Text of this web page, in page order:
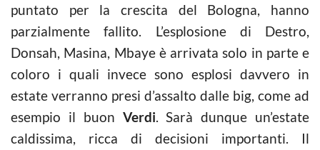
puntato per la crescita del Bologna, hanno
parzialmente fallito. L’esplosione di Destro,
Donsah, Masina, Mbaye è arrivata solo in parte e
coloro i quali invece sono esplosi davvero in
estate verranno presi d’assalto dalle big, come ad
esempio il buon Verdi. Sarà dunque un’estate
caldissima, ricca di decisioni importanti. Il